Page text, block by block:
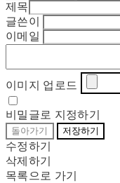
제목
글쓴이
이메일
이미지 업로드
비밀글로 지정하기
돌아가기 저장하기
수정하기
삭제하기
목록으로 가기